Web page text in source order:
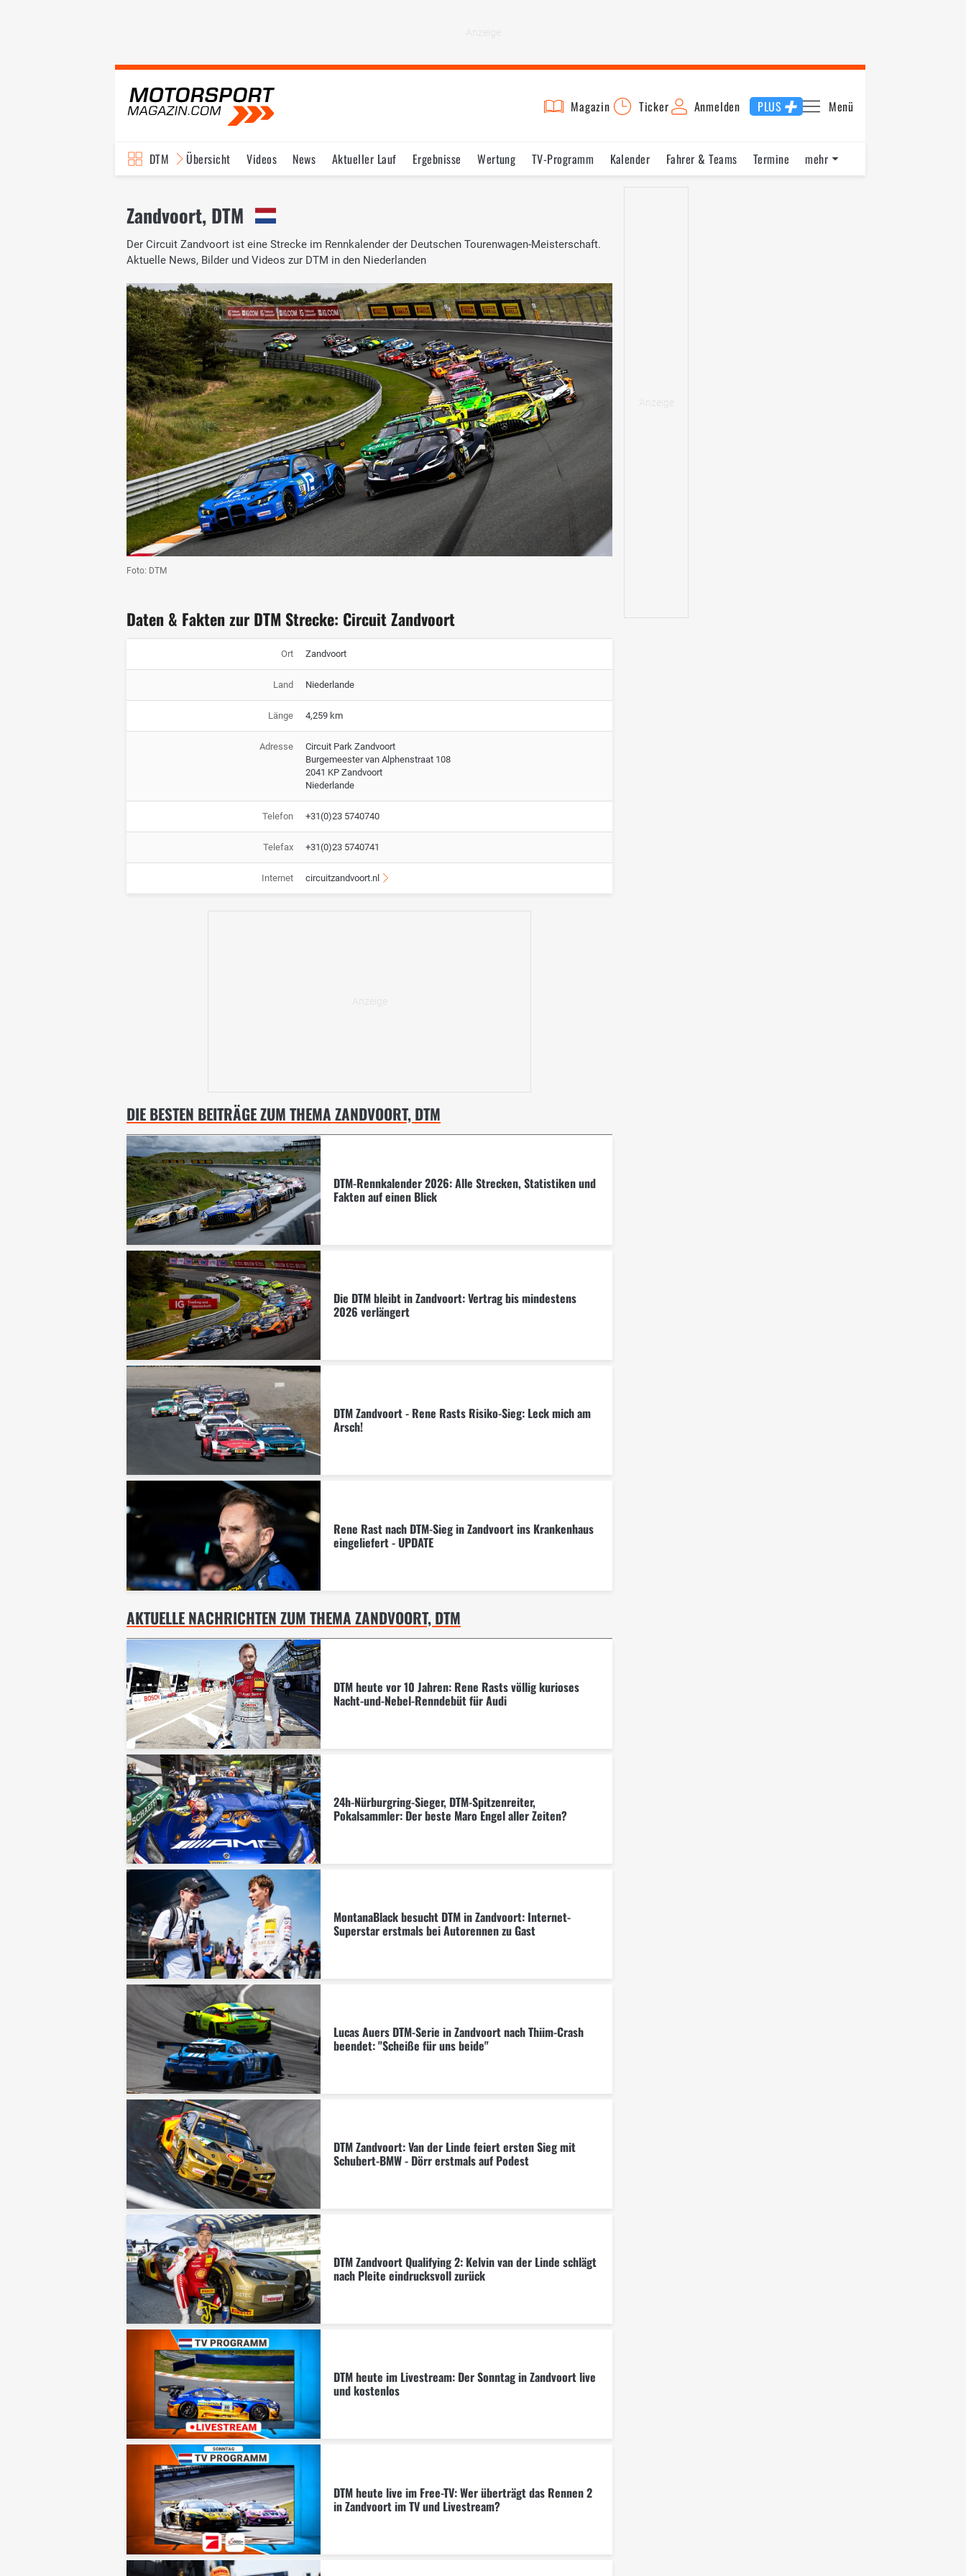
Magazin Ticker Anmelden PLUS Menü
DTM Übersicht Videos News Aktueller Lauf Ergebnisse Wertung TV-Programm Kalender Fahrer & Teams
Termine
mehr
Zandvoort, DTM
Der Circuit Zandvoort ist eine Strecke im Rennkalender der Deutschen Tourenwagen-Meisterschaft.
Aktuelle News, Bilder und Videos zur DTM in den Niederlanden
Foto: DTM
Daten & Fakten zur DTM Strecke: Circuit Zandvoort
Ort Zandvoort
Land Niederlande
Länge 4,259 km
Adresse
Circuit Park Zandvoort
Burgemeester van Alphenstraat 108
2041 KP Zandvoort
Niederlande
Telefon +31(0)23 5740740
Telefax +31(0)23 5740741
Internet circuitzandvoort.nl
DIE BESTEN BEITRÄGE ZUM THEMA ZANDVOORT, DTM
DTM-Rennkalender 2026: Alle Strecken, Statistiken und
Fakten auf einen Blick
Die DTM bleibt in Zandvoort: Vertrag bis mindestens
2026 verlängert
DTM Zandvoort - Rene Rasts Risiko-Sieg: Leck mich am
Arsch!
Rene Rast nach DTM-Sieg in Zandvoort ins Krankenhaus
eingeliefert - UPDATE
AKTUELLE NACHRICHTEN ZUM THEMA ZANDVOORT, DTM
DTM heute vor 10 Jahren: Rene Rasts völlig kurioses
Nacht-und-Nebel-Renndebüt für Audi
24h-Nürburgring-Sieger, DTM-Spitzenreiter,
Pokalsammler: Der beste Maro Engel aller Zeiten?
MontanaBlack besucht DTM in Zandvoort: Internet-
Superstar erstmals bei Autorennen zu Gast
Lucas Auers DTM-Serie in Zandvoort nach Thiim-Crash
beendet: "Scheiße für uns beide"
DTM Zandvoort: Van der Linde feiert ersten Sieg mit
Schubert-BMW - Dörr erstmals auf Podest
DTM Zandvoort Qualifying 2: Kelvin van der Linde schlägt
nach Pleite eindrucksvoll zurück
DTM heute im Livestream: Der Sonntag in Zandvoort live
und kostenlos
DTM heute live im Free-TV: Wer überträgt das Rennen 2
in Zandvoort im TV und Livestream?